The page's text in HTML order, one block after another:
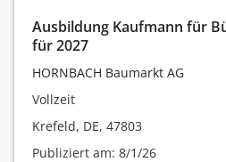
Ausbildung Kaufmann für
für 2027
HORNBACH Baumarkt AG
Vollzeit
Krefeld, DE, 47803
Publiziert am: 8/1/26